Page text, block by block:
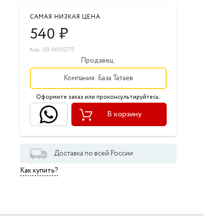
САМАЯ НИЗКАЯ ЦЕНА
540 ₽
Код: 00-00012773
Продавец:
Компания: База Татаев
Оформите заказ или проконсультируйтесь:
В корзину
Доставка по всей России
Как купить?